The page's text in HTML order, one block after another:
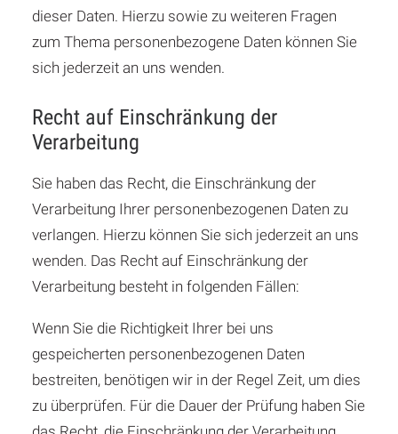
dieser Daten. Hierzu sowie zu weiteren Fragen
zum Thema personenbezogene Daten können Sie
sich jederzeit an uns wenden.
Recht auf Einschränkung der
Verarbeitung
Sie haben das Recht, die Einschränkung der
Verarbeitung Ihrer personenbezogenen Daten zu
verlangen. Hierzu können Sie sich jederzeit an uns
wenden. Das Recht auf Einschränkung der
Verarbeitung besteht in folgenden Fällen:
Wenn Sie die Richtigkeit Ihrer bei uns
gespeicherten personenbezogenen Daten
bestreiten, benötigen wir in der Regel Zeit, um dies
zu überprüfen. Für die Dauer der Prüfung haben Sie